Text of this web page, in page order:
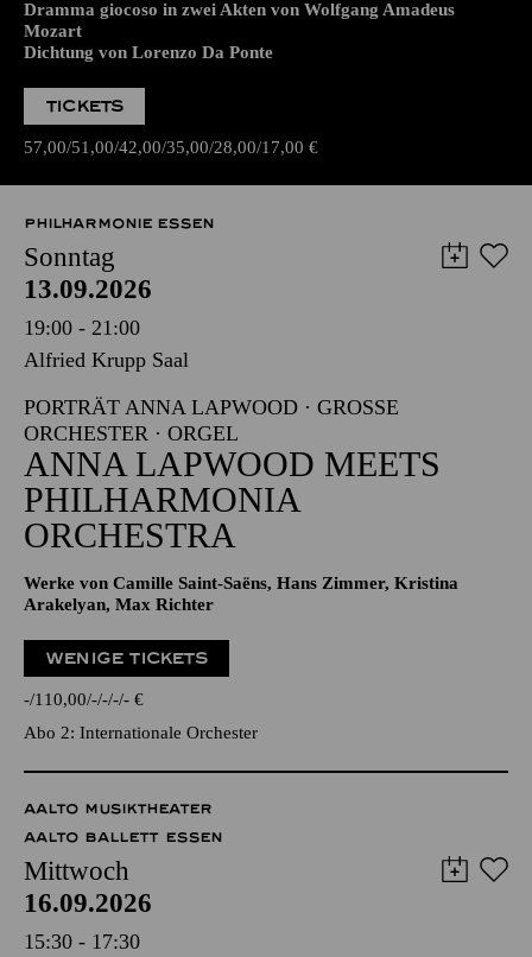
Dramma giocoso in zwei Akten von Wolfgang Amadeus
Mozart
Dichtung von Lorenzo Da Ponte
TICKETS
57,00 51,00 42,00 35,00 28,00 17,00 €
PHILHARMONIE ESSEN
Sonntag
13.09.2026
19:00 - 21:00
Alfried Krupp Saal
PORTRÄT ANNA LAPWOOD · GROSSE O
RCHESTER · ORGEL
ANNA LAPWOOD MEETS
PHILHARMONIA
ORCHESTRA
Werke von Camille Saint-Saëns, Hans Zimmer, Kristina
Arakelyan, Max Richter
WENIGE TICKETS
- 110,00 - - - - €
Abo 2: Internationale Orchester
AALTO MUSIKTHEATER
AALTO BALLETT ESSEN
Mittwoch
16.09.2026
15:30 - 17:30